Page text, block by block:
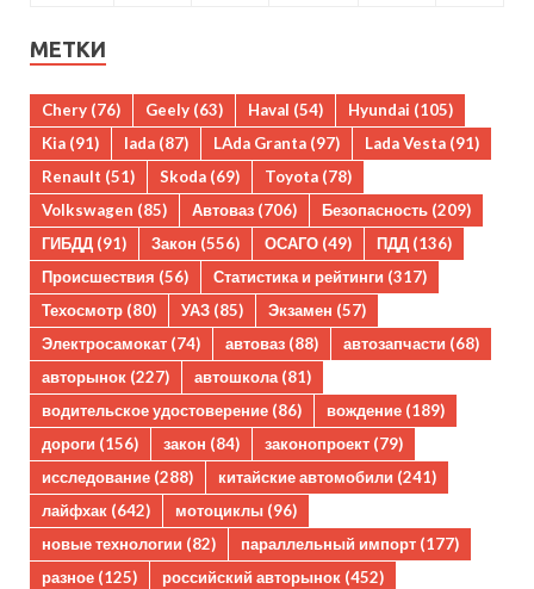
МЕТКИ
Chery (76) Geely (63) Haval (54) Hyundai (105)
Kia (91) lada (87) LAda Granta (97) Lada Vesta (91)
Renault (51) Skoda (69) Toyota (78)
Volkswagen (85) Автоваз (706) Безопасность (209)
ГИБДД (91) Закон (556) ОСАГО (49) ПДД (136)
Происшествия (56) Статистика и рейтинги (317)
Техосмотр (80) УАЗ (85) Экзамен (57)
Электросамокат (74) автоваз (88) автозапчасти (68)
авторынок (227) автошкола (81)
водительское удостоверение (86) вождение (189)
дороги (156) закон (84) законопроект (79)
исследование (288) китайские автомобили (241)
лайфхак (642) мотоциклы (96)
новые технологии (82) параллельный импорт (177)
разное (125) российский авторынок (452)